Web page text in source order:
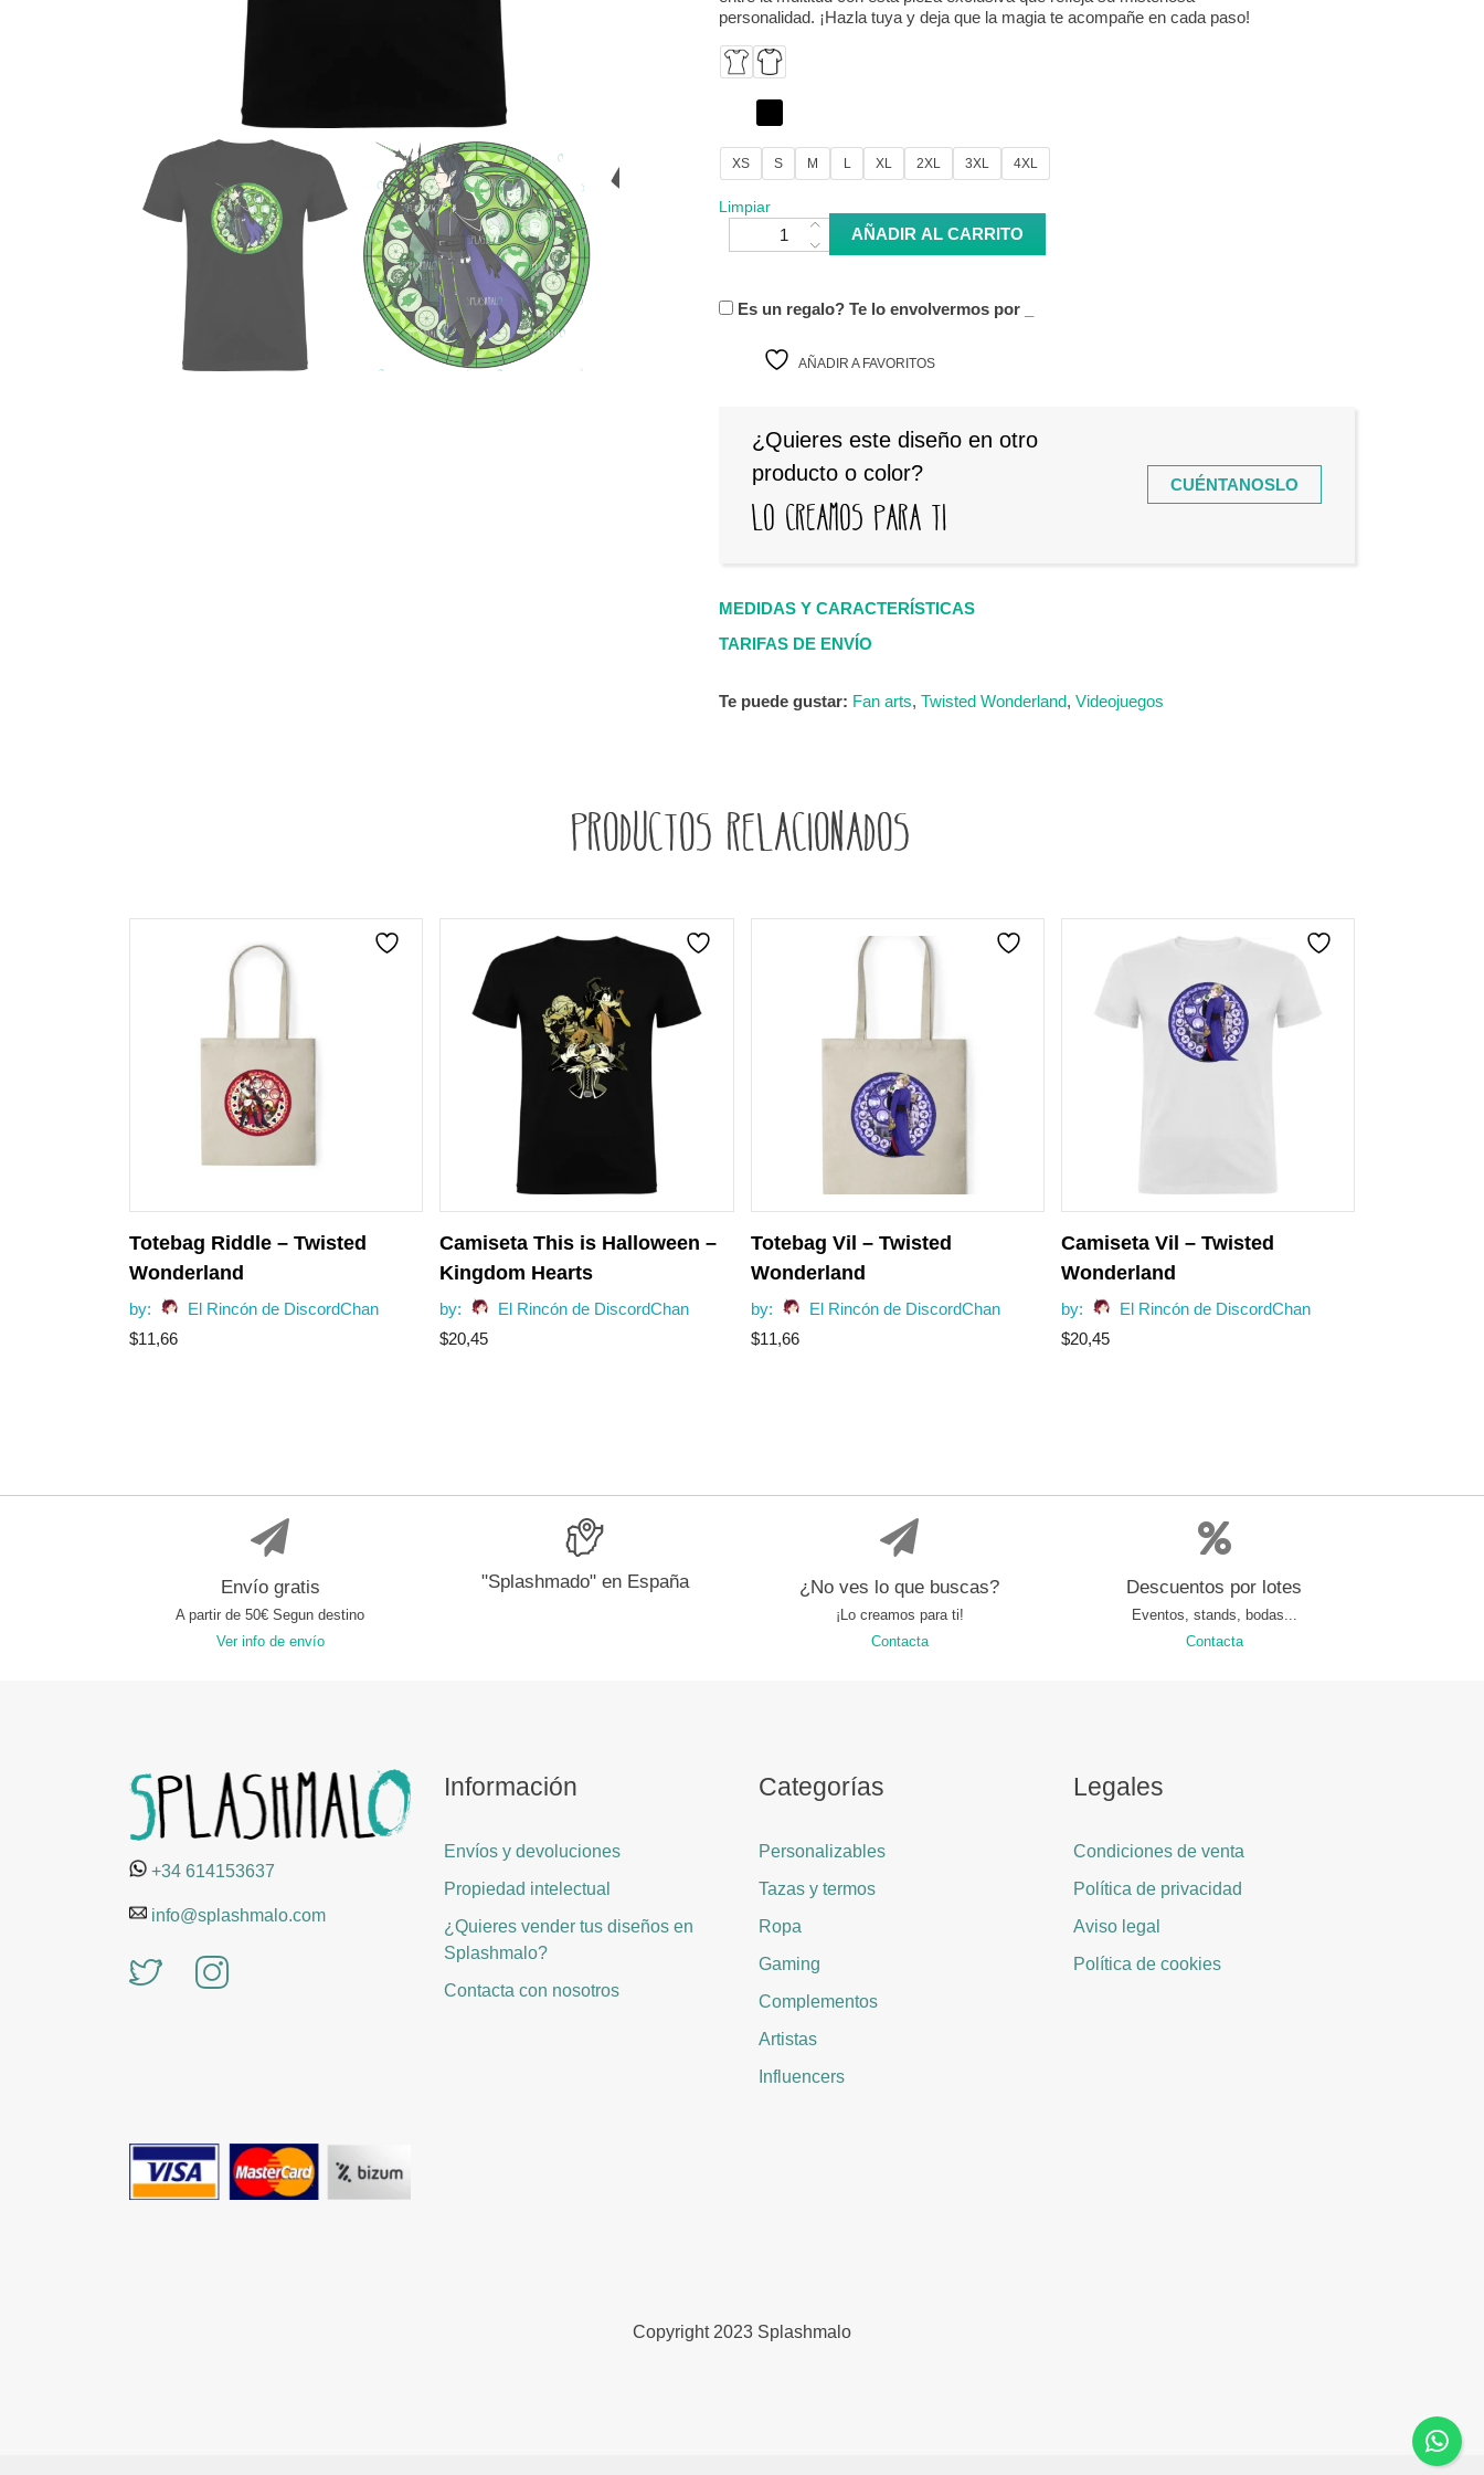
personalidad. ¡Hazla tuya y deja que la magia te acompañe en cada paso!
XS S M L XL 2XL 3XL 4XL
Limpiar
Camiseta Malleus - Twisted Wonderland cantidad
AÑADIR AL CARRITO
Es un regalo? Te lo envolvermos por
AÑADIR A FAVORITOS
¿Quieres este diseño en otro
producto o color?
Lo creamos para ti
CUÉNTANOSLO
MEDIDAS Y CARACTERÍSTICAS
TARIFAS DE ENVÍO
Te puede gustar: Fan arts, Twisted Wonderland, Videojuegos
Productos relacionados
Totebag Riddle – Twisted
Wonderland
by:
El Rincón de DiscordChan
$11,66
Camiseta This is Halloween –
Kingdom Hearts
by:
El Rincón de DiscordChan
$20,45
Totebag Vil – Twisted
Wonderland
by:
El Rincón de DiscordChan
$11,66
Camiseta Vil – Twisted
Wonderland
by:
El Rincón de DiscordChan
$20,45
Envío gratis
A partir de 50€ Segun destino
Ver info de envío
"Splashmado" en España ¿No ves lo que buscas?
¡Lo creamos para ti!
Contacta
Descuentos por lotes
Eventos, stands, bodas...
Contacta
+34 614153637
info@splashmalo.com
Información
Envíos y devoluciones
Propiedad intelectual
¿Quieres vender tus diseños en
Splashmalo?
Contacta con nosotros
Categorías
Personalizables
Tazas y termos
Ropa
Gaming
Complementos
Artistas
Influencers
Legales
Condiciones de venta
Política de privacidad
Aviso legal
Política de cookies
Copyright 2023 Splashmalo